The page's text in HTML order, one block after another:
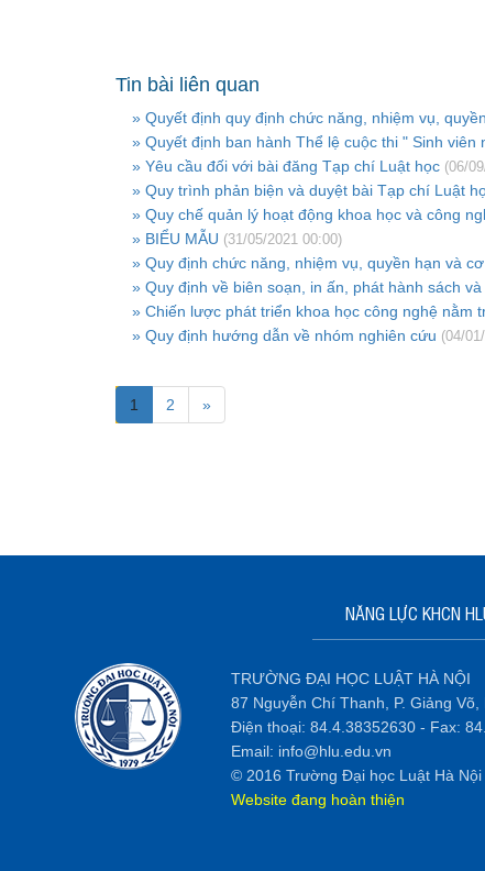
Tin bài liên quan
» Quyết định quy định chức năng, nhiệm vụ,
» Quyết định ban hành Thể lệ cuộc thi " Sinh viên
» Yêu cầu đối với bài đăng Tạp chí Luật học (06/
» Quy trình phản biện và duyệt bài Tạp chí Luật
» Quy chế quản lý hoạt động khoa học và công
» BIỂU MẪU (31/05/2021 00:00)
» Quy định chức năng, nhiệm vụ, quyền hạn và
» Quy định về biên soạn, in ấn, phát hành sách
» Chiến lược phát triển khoa học công nghệ nằm
» Quy định hướng dẫn về nhóm nghiên cứu (04/
1 2 »
NĂNG LỰC KHCN
TRƯỜNG ĐẠI HỌC LUẬT HÀ NỘI
87 Nguyễn Chí Thanh, P. Giảng Võ,
Điện thoại: 84.4.38352630 - Fax:
Email: info@hlu.edu.vn
© 2016 Trường Đại học Luật Hà Nội
Website đang hoàn thiện